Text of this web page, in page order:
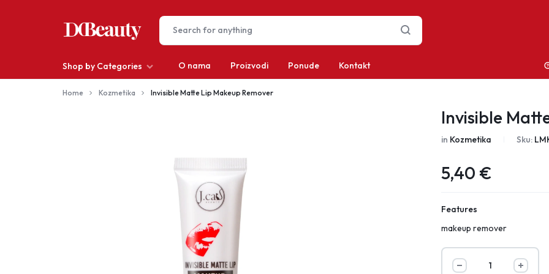
DCBEAUTY
Shop by Categories O nama Proizvodi Ponude Kontakt
Home Kozmetika Invisible Matte Lip Makeup Remover
Invisible
in Kozmetika Sku:
5,40 €
Features
makeup remover